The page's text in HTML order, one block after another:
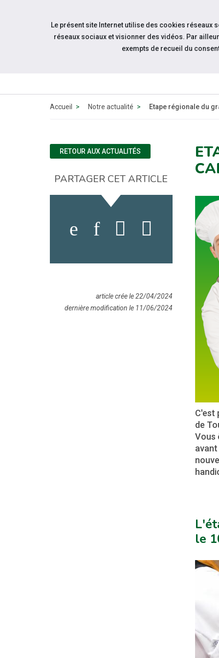
Aller au contenu
Accueil Notre actualité Etape régionale du
C'est
de
Vous
le
RETOUR AUX ACTUALITÉS
PARTAGER CET ARTICLE
article crée le 22/04/2024
dernière modification le 11/06/2024
Le présent site Internet utilise des cookies réseaux
réseaux sociaux et visionner des vidéos. Par
exempts de recueil du